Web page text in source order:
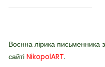
Воєнна лірика письменника
сайтіNikopolART.